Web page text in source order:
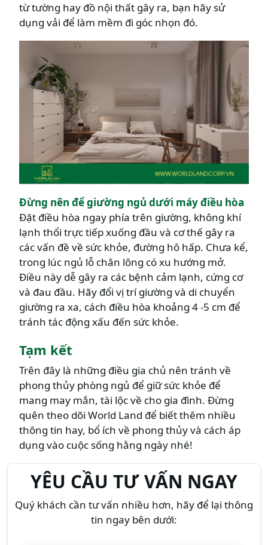
từ tường hay đồ nội thất gây ra, bạn hãy sử
dụng vải để làm mềm đi góc nhọn đó.
Đừng nên để giường ngủ dưới máy điều hòa
Đặt điều hòa ngay phía trên giường, không khí
lạnh thổi trực tiếp xuống đầu và cơ thế gây ra
các vấn đề về sức khỏe, đường hô hấp. Chưa kể,
trong lúc ngủ lỗ chân lông có xu hướng mở.
Điều này dễ gây ra các bệnh cảm lạnh, cứng cơ
và đau đầu. Hãy đổi vị trí giường và di chuyển
giường ra xa, cách điều hòa khoảng 4 -5 cm để
tránh tác động xấu đến sức khỏe.
Tạm kết
Trên đây là những điều gia chủ nên tránh về
phong thủy phòng ngủ để giữ sức khỏe để
mang may mắn, tài lộc về cho gia đình. Đừng
quên theo dõi World Land để biết thêm nhiều
thông tin hay, bổ ích về phong thủy và cách áp
dụng vào cuộc sống hằng ngày nhé!
YÊU CẦU TƯ VẤN NGAY
Quý khách cần tư vấn nhiều hơn, hãy để lại thông
tin ngay bên dưới: